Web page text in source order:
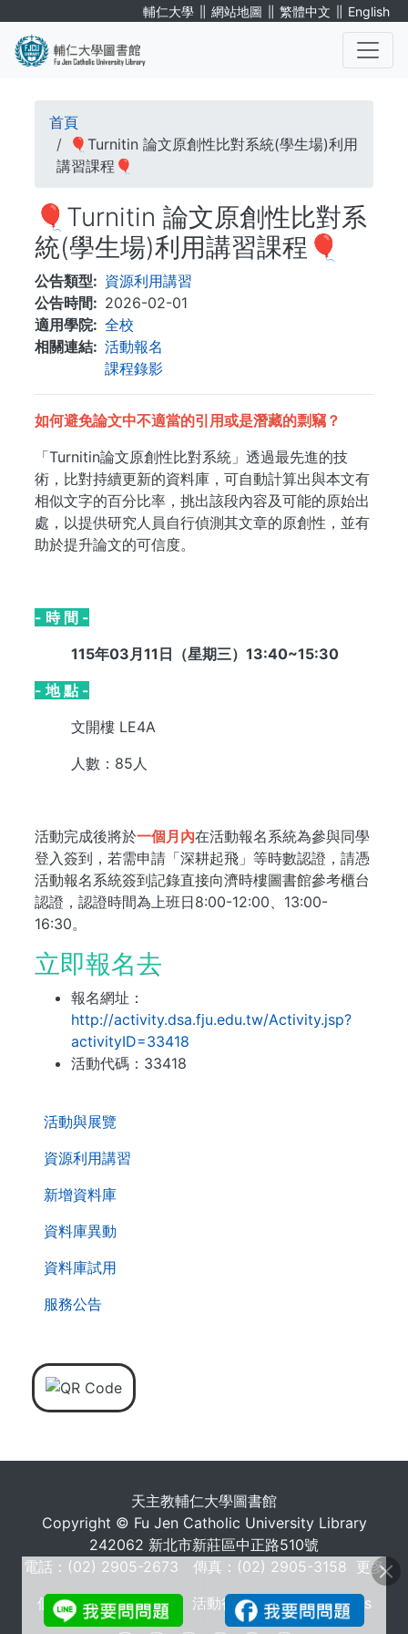
輔仁大學 ∥ 網站地圖 ∥ 繁體中文 ∥ English
活動與展覽
資源利用講習
新增資料庫
資料庫異動
資料庫試用
服務公告
導
航
連
結
首頁
🎈Turnitin 論文原創性比對系統(學生場)利用
講習課程🎈
🎈Turnitin 論文原創性比對系
統(學生場)利用講習課程🎈
公告類型
資源利用講習
公告時間
2026-02-01
適用學院
全校
相關連結
活動報名
課程錄影
如何避免論文中不適當的引用或是潛藏的剽竊？
「Turnitin論文原創性比對系統」透過最先進的技
術，比對持續更新的資料庫，可自動計算出與本文有
相似文字的百分比率，挑出該段內容及可能的原始出
處，以提供研究人員自行偵測其文章的原創性，並有
助於提升論文的可信度。
- 時 間 -
115年03月11日（星期三）13:40~15:30
- 地 點 -
文開樓 LE4A
人數：85人
活動完成後將於一個月內在活動報名系統為參與同學
登入簽到，若需申請「深耕起飛」等時數認證，請憑
活動報名系統簽到記錄直接向濟時樓圖書館參考櫃台
認證，認證時間為上班日8:00-12:00、13:00-
16:30。
立即報名去
報名網址：
http://activity.dsa.fju.edu.tw/Activity.jsp?
activityID=33418
活動代碼：33418
天主教輔仁大學圖書館
Copyright © Fu Jen Catholic University Library
242062 新北市新莊區中正路510號
電話：(02) 2905-2673 傳真：(02) 2905-3158 更多
個人資料蒐集告知聲明 活動行事曆 常問問題 FAQs